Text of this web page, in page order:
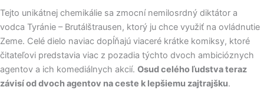
Tejto unikátnej chemikálie sa zmocní nemilosrdný diktátor a
vodca Tyránie – Brutálštrausen, ktorý ju chce využiť na ovládnutie
Zeme. Celé dielo naviac dopĺňajú viaceré krátke komiksy, ktoré
čitateľovi predstavia viac z pozadia týchto dvoch ambicióznych
agentov a ich komediálnych akcií. Osud celého ľudstva teraz
závisí od dvoch agentov na ceste k lepšiemu zajtrajšku.